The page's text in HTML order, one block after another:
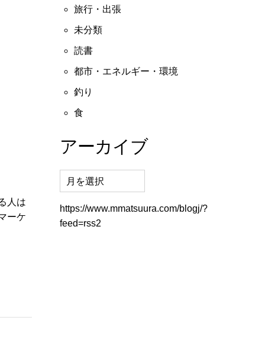
人は
ーケ
旅行・出張
未分類
読書
都市・エネルギー・環境
釣り
食
アーカイブ
https://www.mmatsuura.com/blogj/?
feed=rss2